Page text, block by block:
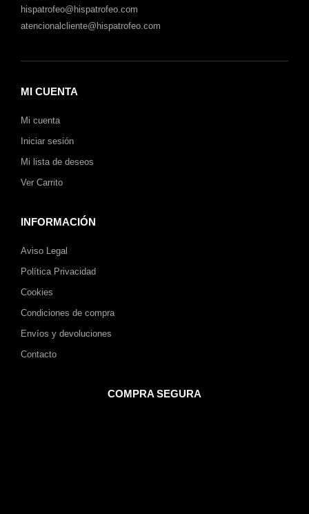
hispatrofeo@hispatrofeo.com
atencionalcliente@hispatrofeo.com
MI CUENTA
Mi cuenta
Iniciar sesión
Mi lista de deseos
Ver Carrito
INFORMACIÓN
Aviso Legal
Política Privacidad
Cookies
Condiciones de compra
Envíos y devoluciones
Contacto
COMPRA SEGURA